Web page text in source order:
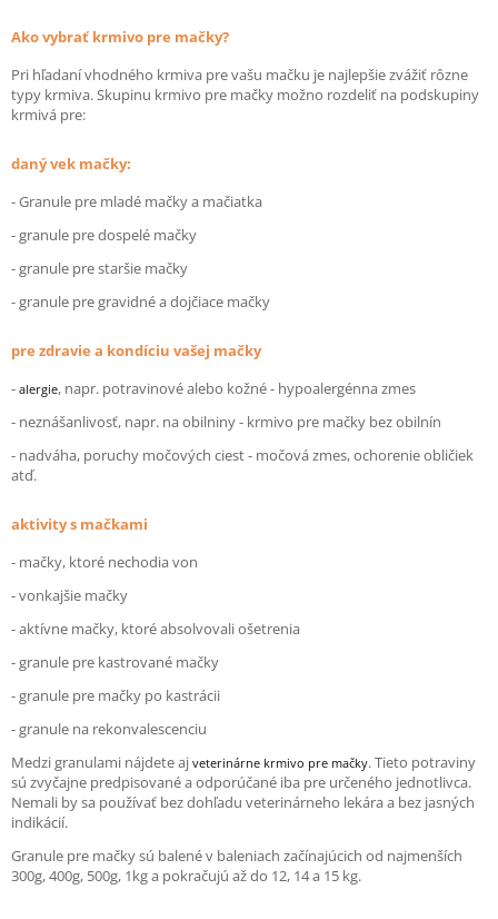
Ako vybrať krmivo pre mačky?
Pri hľadaní vhodného krmiva pre vašu mačku je najlepšie zvážiť rôzne
typy krmiva. Skupinu krmivo pre mačky možno rozdeliť na podskupiny
krmivá pre:
daný vek mačky:
- Granule pre mladé mačky a mačiatka
- granule pre dospelé mačky
- granule pre staršie mačky
- granule pre gravidné a dojčiace mačky
pre zdravie a kondíciu vašej mačky
- alergie, napr. potravinové alebo kožné - hypoalergénna zmes
- neznášanlivosť, napr. na obilniny - krmivo pre mačky bez obilnín
- nadváha, poruchy močových ciest - močová zmes, ochorenie obličiek
atď.
aktivity s mačkami
- mačky, ktoré nechodia von
- vonkajšie mačky
- aktívne mačky, ktoré absolvovali ošetrenia
- granule pre kastrované mačky
- granule pre mačky po kastrácii
- granule na rekonvalescenciu
Medzi granulami nájdete aj veterinárne krmivo pre mačky. Tieto potraviny
sú zvyčajne predpisované a odporúčané iba pre určeného jednotlivca.
Nemali by sa používať bez dohľadu veterinárneho lekára a bez jasných
indikácií.
Granule pre mačky sú balené v baleniach začínajúcich od najmenších
300g, 400g, 500g, 1kg a pokračujú až do 12, 14 a 15 kg.